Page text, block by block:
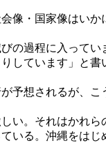
像・国家像はい
の過程に入ってい
しています」と書
予想されるが、こ
い。それはかれら
いる。沖縄をは